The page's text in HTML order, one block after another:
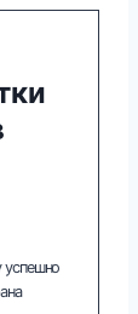
успешно